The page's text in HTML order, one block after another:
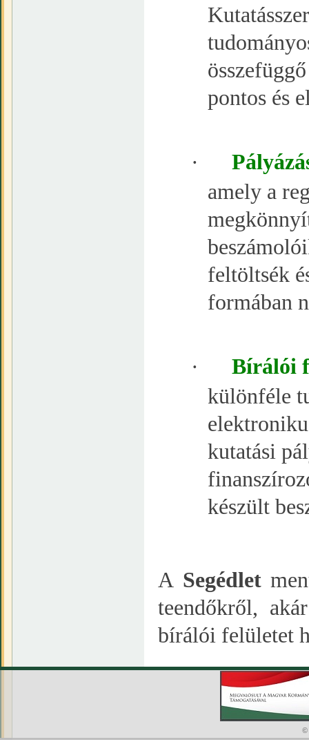
pontos és
·
amely a
feltöltsék
formában
·
Bírálói
különféle
kutatási
készült
A Segédlet
teendőkről,
bírálói felületet
©